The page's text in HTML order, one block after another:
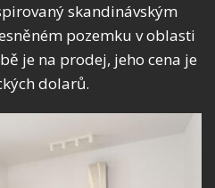
skandinávským
pozemku v oblasti
je na prodej, jeho cena je
dolarů.